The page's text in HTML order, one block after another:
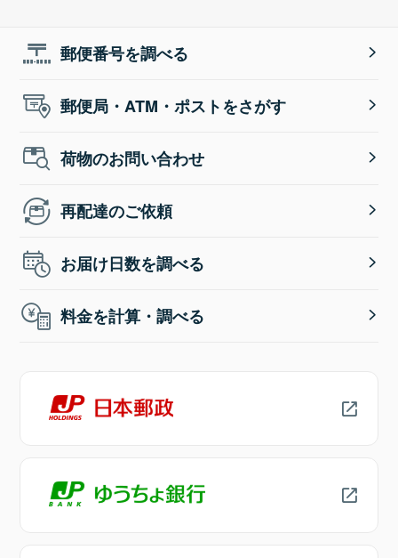
郵便番号を調べる
郵便局・ATM・ポストをさがす
荷物のお問い合わせ
再配達のご依頼
お届け日数を調べる
料金を計算・調べる